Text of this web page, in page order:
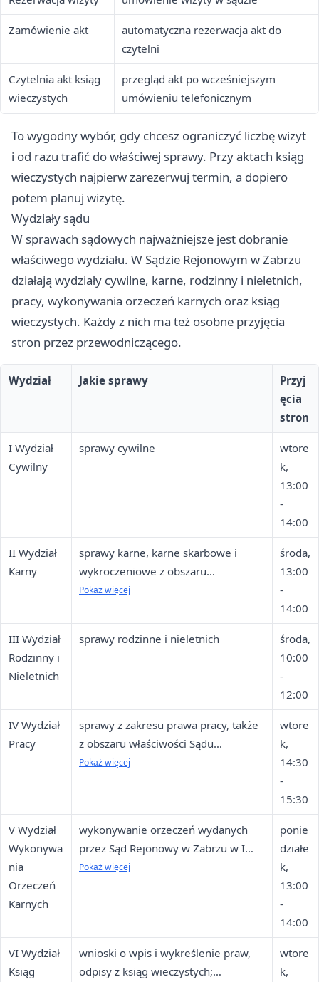
Zamówienie akt
automatyczna rezerwacja akt do
czytelni
Czytelnia akt ksiąg
wieczystych
przegląd akt po wcześniejszym
umówieniu telefonicznym
To wygodny wybór, gdy chcesz ograniczyć liczbę wizyt
i od razu trafić do właściwej sprawy. Przy aktach ksiąg
wieczystych najpierw zarezerwuj termin, a dopiero
potem planuj wizytę.
Wydziały sądu
W sprawach sądowych najważniejsze jest dobranie
właściwego wydziału. W Sądzie Rejonowym w Zabrzu
działają wydziały cywilne, karne, rodzinny i nieletnich,
pracy, wykonywania orzeczeń karnych oraz ksiąg
wieczystych. Każdy z nich ma też osobne przyjęcia
stron przez przewodniczącego.
Wydział Jakie sprawy
Przyj
ęcia
stron
I Wydział
Cywilny
sprawy cywilne
wtore
k,
13:00
-
14:00
II Wydział
Karny
sprawy karne, karne skarbowe i
wykroczeniowe z obszaru
właściwości sądu
Pokaż więcej
środa,
13:00
-
14:00
III Wydział
Rodzinny i
Nieletnich
sprawy rodzinne i nieletnich
środa,
10:00
-
12:00
IV Wydział
Pracy
sprawy z zakresu prawa pracy, także
z obszaru właściwości Sądu
Rejonowego w Rudzie Śląskiej
Pokaż więcej
wtore
k,
14:30
-
15:30
V Wydział
Wykonywa
nia
Orzeczeń
Karnych
wykonywanie orzeczeń wydanych
przez Sąd Rejonowy w Zabrzu w I
instancji
Pokaż więcej
ponie
działe
k,
13:00
-
14:00
VI Wydział
Ksiąg
wnioski o wpis i wykreślenie praw,
odpisy z ksiąg wieczystych;
wtore
k,